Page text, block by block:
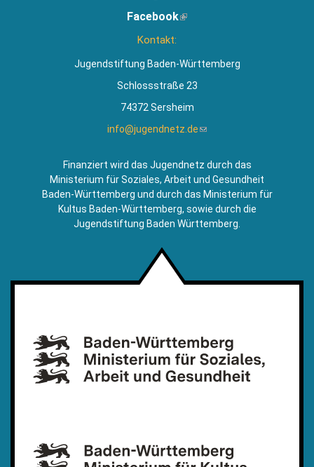
extern)
Facebook(Link
Kontakt:
Jugendstiftung Baden-Württemberg
Schlossstraße 23
74372 Sersheim
info@jugendnetz.de(Link
Mail)
Finanziert wird das Jugendnetz durch das
Ministerium für Soziales, Arbeit und Gesundheit
Baden-Württemberg und durch das Ministerium für
Kultus Baden-Württemberg, sowie durch die
Jugendstiftung Baden Württemberg.